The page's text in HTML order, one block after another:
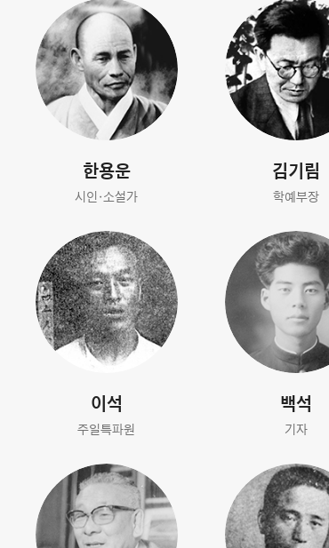
한용운
시인·소설가
김기림
학예부장
이석
주일특파원
백석
기자